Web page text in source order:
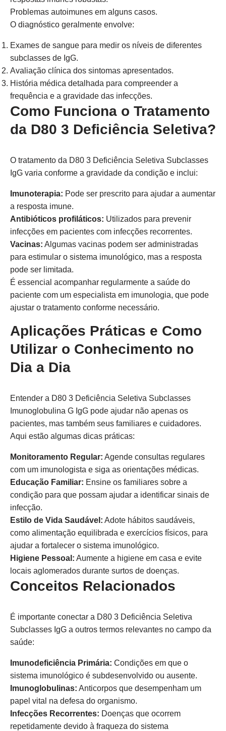
Problemas autoimunes em alguns casos.
O diagnóstico geralmente envolve:
Exames de sangue para medir os níveis de diferentes
subclasses de IgG.
Avaliação clínica dos sintomas apresentados.
História médica detalhada para compreender a
frequência e a gravidade das infecções.
Como Funciona o Tratamento
da D80 3 Deficiência Seletiva?
O tratamento da D80 3 Deficiência Seletiva Subclasses
IgG varia conforme a gravidade da condição e inclui:
Imunoterapia: Pode ser prescrito para ajudar a aumentar
a resposta imune.
Antibióticos profiláticos: Utilizados para prevenir
infecções em pacientes com infecções recorrentes.
Vacinas: Algumas vacinas podem ser administradas
para estimular o sistema imunológico, mas a resposta
pode ser limitada.
É essencial acompanhar regularmente a saúde do
paciente com um especialista em imunologia, que pode
ajustar o tratamento conforme necessário.
Aplicações Práticas e Como
Utilizar o Conhecimento no
Dia a Dia
Entender a D80 3 Deficiência Seletiva Subclasses
Imunoglobulina G IgG pode ajudar não apenas os
pacientes, mas também seus familiares e cuidadores.
Aqui estão algumas dicas práticas:
Monitoramento Regular: Agende consultas regulares
com um imunologista e siga as orientações médicas.
Educação Familiar: Ensine os familiares sobre a
condição para que possam ajudar a identificar sinais de
infecção.
Estilo de Vida Saudável: Adote hábitos saudáveis,
como alimentação equilibrada e exercícios físicos, para
ajudar a fortalecer o sistema imunológico.
Higiene Pessoal: Aumente a higiene em casa e evite
locais aglomerados durante surtos de doenças.
Conceitos Relacionados
É importante conectar a D80 3 Deficiência Seletiva
Subclasses IgG a outros termos relevantes no campo da
saúde:
Imunodeficiência Primária: Condições em que o
sistema imunológico é subdesenvolvido ou ausente.
Imunoglobulinas: Anticorpos que desempenham um
papel vital na defesa do organismo.
Infecções Recorrentes: Doenças que ocorrem
repetidamente devido à fraqueza do sistema